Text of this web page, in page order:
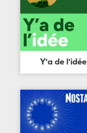
Y'a de l'idée